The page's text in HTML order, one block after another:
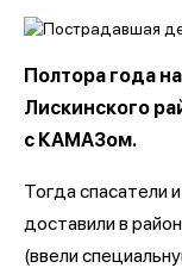
Полтора года
Лискинского
с КАМАЗом.
Тогда спасатели
доставили в
(ввели